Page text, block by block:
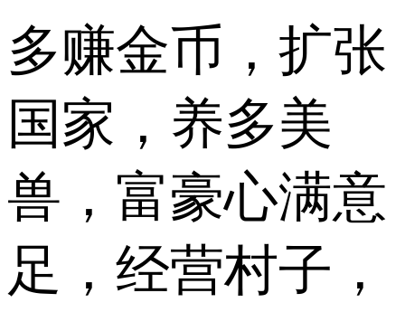
多赚金币，扩张
国家，养多美
兽，富豪心满意
足，经营村子，